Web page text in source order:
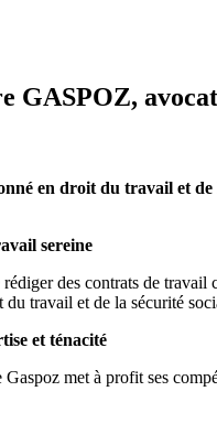
GASPOZ,
en droit du travail et de
sereine
des contrats de
travail et de la sécurité
et ténacité
met à profit ses